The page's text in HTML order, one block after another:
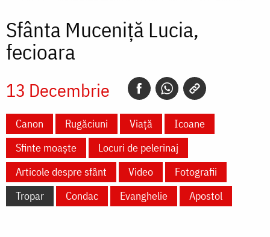
Sfânta Muceniță Lucia,
fecioara
13 Decembrie
Canon Rugăciuni Viață
Icoane
Sfinte moaște
Locuri de pelerinaj
Articole despre sfânt
Video
Fotografii
Tropar
Condac Evanghelie Apostol